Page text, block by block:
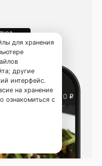
для хранения
другие
интерфейс.
на хранение
ознакомиться с